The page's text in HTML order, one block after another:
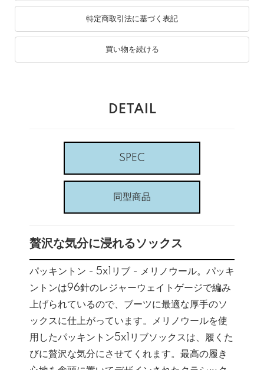
特定商取引法に基づく表記
買い物を続ける
DETAIL
SPEC
同型商品
贅沢な気分に浸れるソックス
パッキントン - 5x1リブ - メリノウール。パッキ
ントンは96針のレジャーウェイトゲージで編み
上げられているので、ブーツに最適な厚手のソ
ックスに仕上がっています。メリノウールを使
用したパッキントン5x1リブソックスは、履くた
びに贅沢な気分にさせてくれます。最高の履き